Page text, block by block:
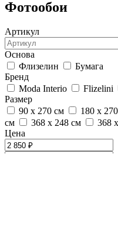
Фотообои
Артикул
Основа
Флизелин
Бумага
Бренд
Moda Interio
Flizelini
Размер
90 х 270 см
180 х
см
368 х 248 см
368
Цена